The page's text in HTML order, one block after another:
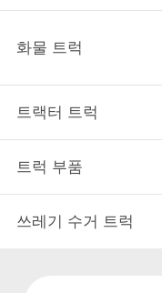
오
사
이
맵
화물 트럭
트랙터 트럭
트럭 부품
쓰레기 수거 트럭